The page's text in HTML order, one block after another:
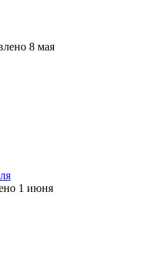
8 мая
1 июня